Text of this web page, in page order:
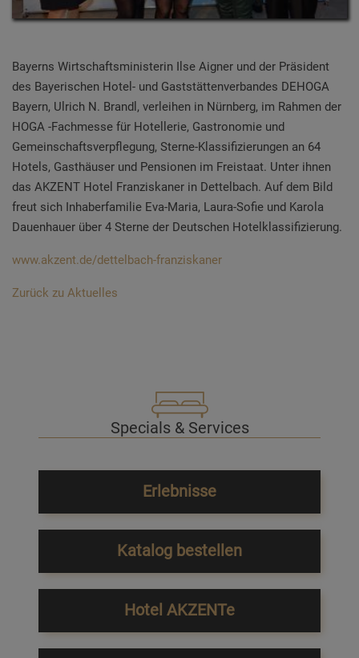
Bayerns Wirtschaftsministerin Ilse Aigner und der Präsident
des Bayerischen Hotel- und Gaststättenverbandes DEHOGA
Bayern, Ulrich N. Brandl, verleihen in Nürnberg, im Rahmen der
HOGA -Fachmesse für Hotellerie, Gastronomie und
Gemeinschaftsverpflegung, Sterne-Klassifizierungen an 64
Hotels, Gasthäuser und Pensionen im Freistaat. Unter ihnen
das AKZENT Hotel Franziskaner in Dettelbach. Auf dem Bild
freut sich Inhaberfamilie Eva-Maria, Laura-Sofie und Karola
Dauenhauer über 4 Sterne der Deutschen Hotelklassifizierung.
www.akzent.de/dettelbach-franziskaner
Zurück zu Aktuelles
Specials & Services
Erlebnisse
Katalog bestellen
Hotel AKZENTe